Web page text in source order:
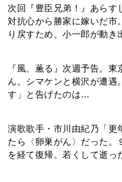
次回『豊臣兄弟！』あらす
対抗心から勝家に嫁いだ市
り戻すため、小一郎が動き
『風、薫る』次週予告。東
ん。シマケンと横沢が遭遇
す」と告げたのは…
演歌歌手・市川由紀乃「更
たら〈卵巣がん〉だった。
を経て復帰。若くして逝っ